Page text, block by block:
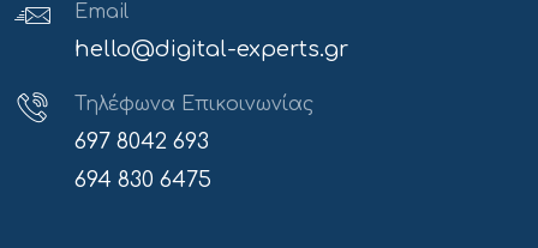
Email
hello@digital-experts.gr
Τηλέφωνα Επικοινωνίας
697 8042 693
694 830 6475